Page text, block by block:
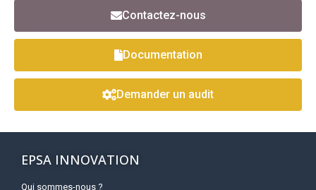
Contactez-nous
Documentation
Demander un audit
EPSA INNOVATION
Qui sommes-nous ?